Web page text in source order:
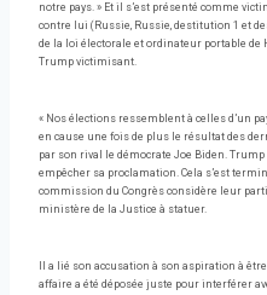
notre pays. » Et il s’est présenté comme
contre lui (Russie, Russie, destitution 1 et
de la loi électorale et ordinateur portable de
Trump victimisant.
« Nos élections ressemblent à celles d’un
en cause une fois de plus le résultat des
par son rival le démocrate Joe Biden.
empêcher sa proclamation. Cela s’est
commission du Congrès considère leur
ministère de la Justice à statuer.
Il a lié son accusation à son aspiration à
affaire a été déposée juste pour interférer